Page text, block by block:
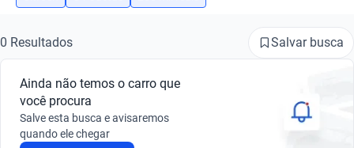
Busque por marca
Busque por modelo
Busque por versão
0 Resultados Salvar busca
Ainda não temos o carro que
você procura
Salve esta busca e avisaremos
quando ele chegar